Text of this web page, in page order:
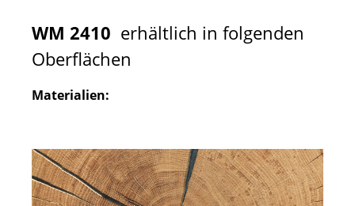
WM 2410 erhältlich in folgenden
Oberflächen
Materialien: